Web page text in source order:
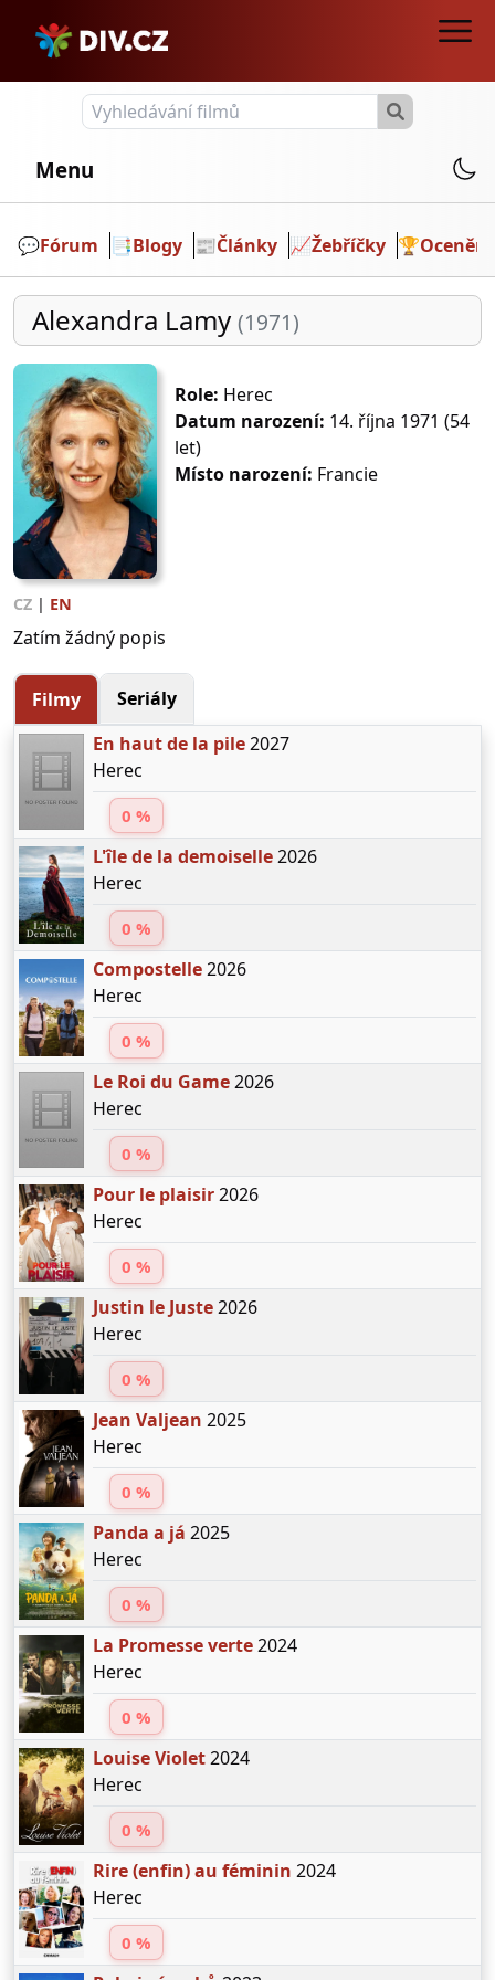
Menu
💬️Fórum 📑Blogy 📰Články 📈Žebříčky 🏆Ocenění
Alexandra Lamy (1971)
Role: Herec
Datum narození: 14. října 1971 (54
let)
Místo narození: Francie
CZ | EN
Zatím žádný popis
Filmy
Seriály
En haut de la pile2027
Herec
0 %
L'île de la demoiselle2026
Herec
0 %
Compostelle2026
Herec
0 %
Le Roi du Game2026
Herec
0 %
Pour le plaisir2026
Herec
0 %
Justin le Juste2026
Herec
0 %
Jean Valjean 2025
Herec
0 %
Panda a já 2025
Herec
0 %
La Promesse verte2024
Herec
0 %
Louise Violet2024
Herec
0 %
Rire (enfin) au féminin 2024
Herec
0 %